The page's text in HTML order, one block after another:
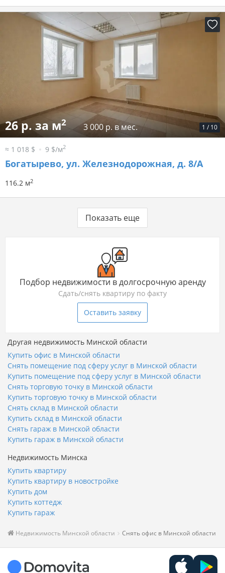
1 / 10
26 р. за м2 3 000 р. в мес.
≈ 1 018 $ 9 $/м2
Богатырево, ул. Железнодорожная, д. 8/А
116.2 м2
Показать еще
Подбор недвижимости в долгосрочную аренду
Сдать/снять квартиру по факту
Оставить заявку
Другая недвижимость Минской области
Купить офис в Минской области
Снять помещение под сферу услуг в Минской области
Купить помещение под сферу услуг в Минской области
Снять торговую точку в Минской области
Купить торговую точку в Минской области
Снять склад в Минской области
Купить склад в Минской области
Снять гараж в Минской области
Купить гараж в Минской области
Недвижимость Минска
Купить квартиру
Купить квартиру в новостройке
Купить дом
Купить коттедж
Купить гараж
Недвижимость Минской области Снять офис в Минской области